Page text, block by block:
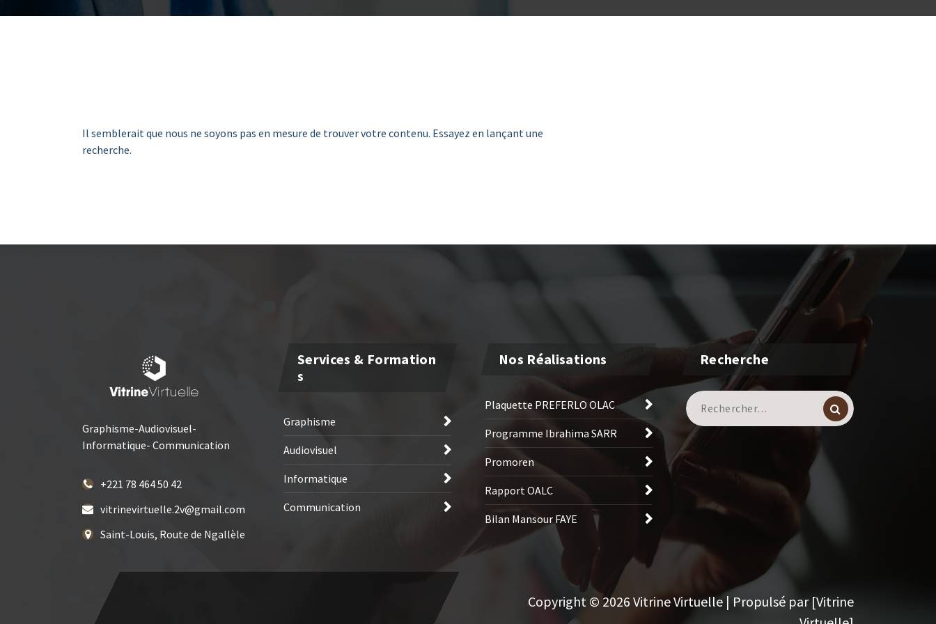
Il semblerait que nous ne soyons pas en mesure de trouver votre contenu. Essayez en lançant une
recherche.
Graphisme-Audiovisuel-
Informatique- Communication
+221 78 464 50 42
vitrinevirtuelle.2v@gmail.com
Saint-Louis, Route de Ngallèle
Services & Formation
S
Graphisme
Audiovisuel
Informatique
Communication
Nos Réalisations
Plaquette PREFERLO OLAC
Programme Ibrahima SARR
Promoren
Rapport OALC
Bilan Mansour FAYE
Recherche
Recherche
pour :
Copyright © 2026 Vitrine Virtuelle | Propulsé par [Vitrine